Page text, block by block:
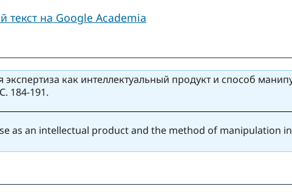
текст на Google Academia
экспертиза как интеллектуальный продукт и способ
184-191.
as an intellectual product and the method of manipulation